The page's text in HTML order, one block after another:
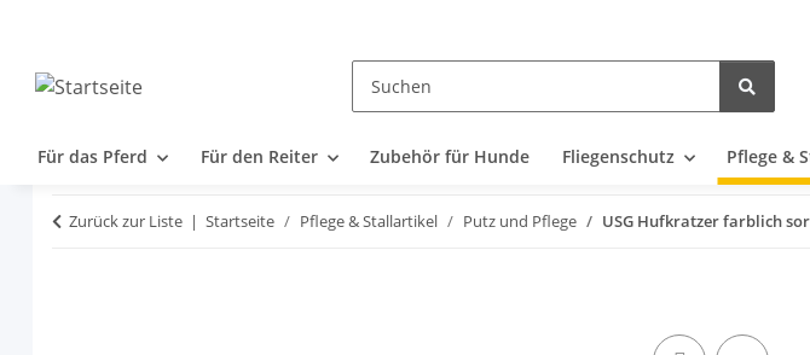
Für das Pferd Für den Reiter Zubehör für Hunde Fliegenschutz Pflege &
Zurück zur Liste Startseite Pflege & Stallartikel Putz und Pflege USG Hufkratzer farblich